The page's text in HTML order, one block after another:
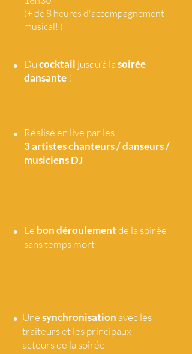
(+ de 8 heures d'accompagnement
musical! )
• Ducocktail jusqu'à lasoirée
dansante !
•
Réalisé en live par les
3 artisteschanteurs / danseurs /
musiciens DJ
• Le bon déroulementde la soirée
sans temps mort
• Unesynchronisation avec les
traiteurs et les principaux
acteurs de la soirée